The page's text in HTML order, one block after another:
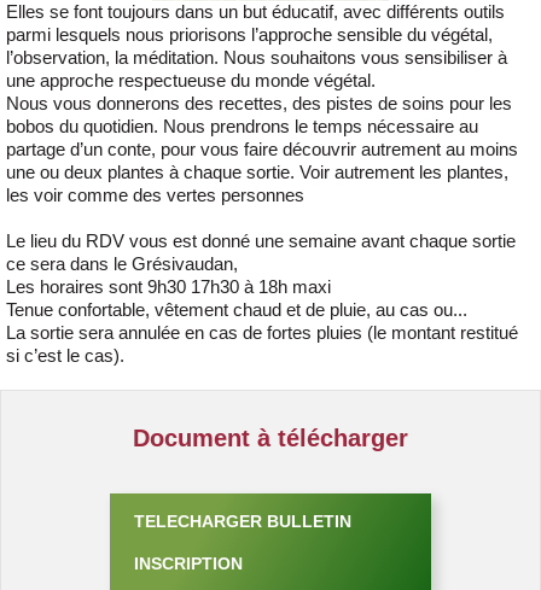
Elles se font toujours dans un but éducatif, avec différents outils
parmi lesquels nous priorisons l’approche sensible du végétal,
l’observation, la méditation. Nous souhaitons vous sensibiliser à
une approche respectueuse du monde végétal.
Nous vous donnerons des recettes, des pistes de soins pour les
bobos du quotidien. Nous prendrons le temps nécessaire au
partage d’un conte, pour vous faire découvrir autrement au moins
une ou deux plantes à chaque sortie. Voir autrement les plantes,
les voir comme des vertes personnes
Le lieu du RDV vous est donné une semaine avant chaque sortie
ce sera dans le Grésivaudan,
Les horaires sont 9h30 17h30 à 18h maxi
Tenue confortable, vêtement chaud et de pluie, au cas ou...
La sortie sera annulée en cas de fortes pluies (le montant restitué
si c’est le cas).
Document à télécharger
TELECHARGER BULLETIN
INSCRIPTION